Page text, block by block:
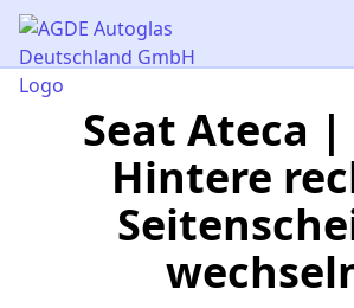
AGDE Autoglas Deutschland GmbH
Seat Ateca |
Hintere